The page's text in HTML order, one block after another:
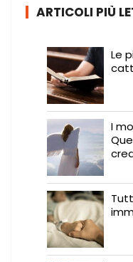
ARTICOLI PIÙ
Le
I